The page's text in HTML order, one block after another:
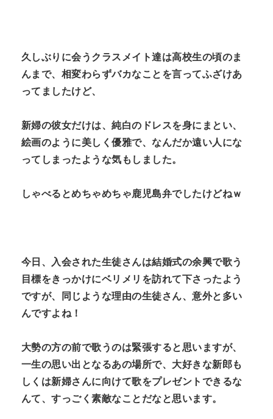
久しぶりに会うクラスメイト達は高校生の頃のま
んまで、相変わらずバカなことを言ってふざけあ
ってましたけど、
新婦の彼女だけは、純白のドレスを身にまとい、
絵画のように美しく優雅で、なんだか遠い人にな
ってしまったような気もしました。
しゃべるとめちゃめちゃ鹿児島弁でしたけどねｗ
今日、入会された生徒さんは結婚式の余興で歌う
目標をきっかけにベリメリを訪れて下さったよう
ですが、同じような理由の生徒さん、意外と多い
んですよね！
大勢の方の前で歌うのは緊張すると思いますが、
一生の思い出となるあの場所で、大好きな新郎も
しくは新婦さんに向けて歌をプレゼントできるな
んて、すっごく素敵なことだなと思います。